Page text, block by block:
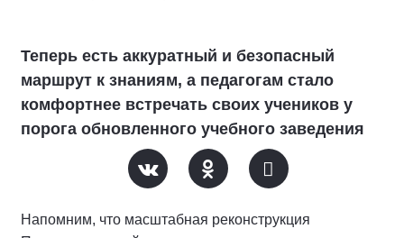
Теперь есть аккуратный и безопасный
маршрут к знаниям, а педагогам стало
комфортнее встречать своих учеников у
порога обновленного учебного заведения
Напомним, что масштабная реконструкция